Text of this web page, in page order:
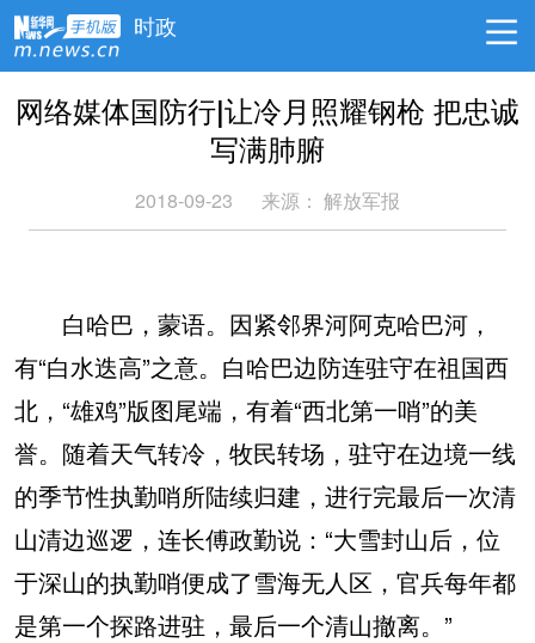
时政
网络媒体国防行|让冷月照耀钢枪 把忠诚
写满肺腑
2018-09-23 来源： 解放军报
白哈巴，蒙语。因紧邻界河阿克哈巴河，
有“白水迭高”之意。白哈巴边防连驻守在祖国西
北，“雄鸡”版图尾端，有着“西北第一哨”的美
誉。随着天气转冷，牧民转场，驻守在边境一线
的季节性执勤哨所陆续归建，进行完最后一次清
山清边巡逻，连长傅政勤说：“大雪封山后，位
于深山的执勤哨便成了雪海无人区，官兵每年都
是第一个探路进驻，最后一个清山撤离。”